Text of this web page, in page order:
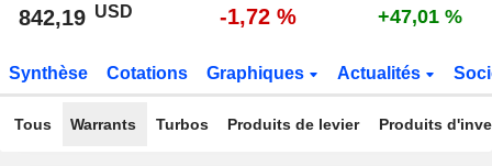
842,19 USD -1,72 % +47,01 %
Synthèse Cotations Graphiques Actualités
Tous Warrants Turbos Produits de levier Produits